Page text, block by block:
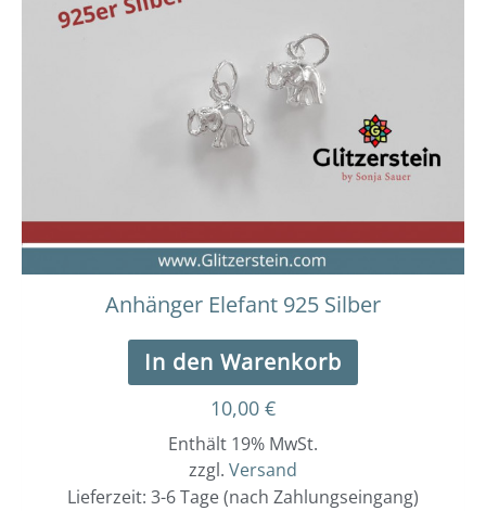
Anhänger Elefant 925 Silber
In den Warenkorb
10,00 €
Enthält 19% MwSt.
zzgl. Versand
Lieferzeit: 3-6 Tage (nach Zahlungseingang)